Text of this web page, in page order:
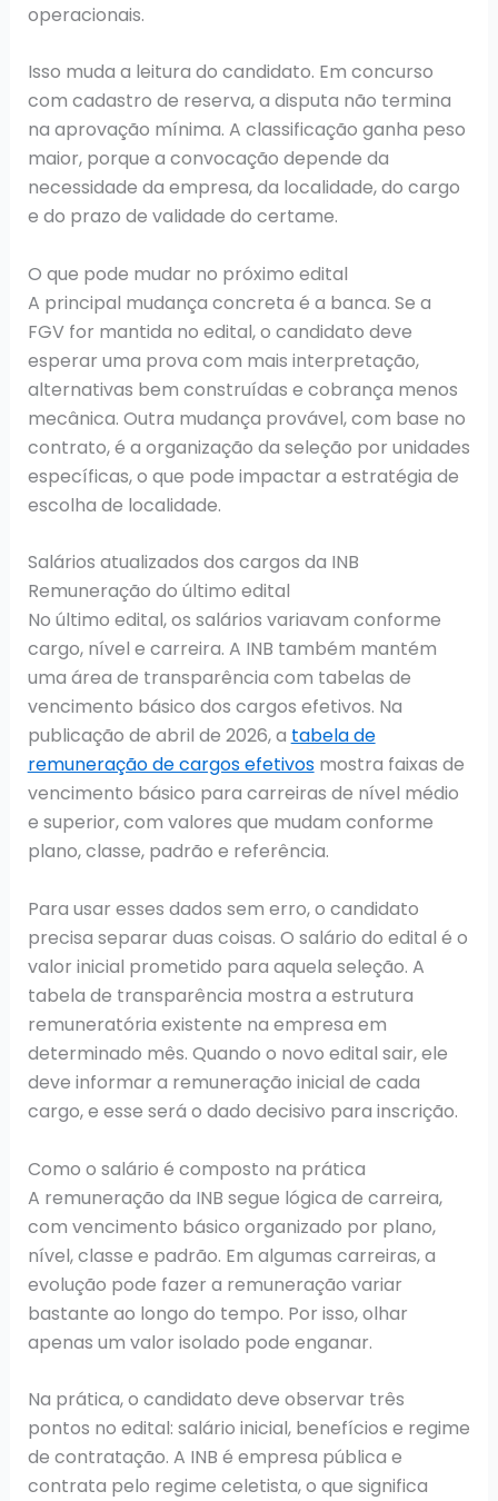
operacionais.
Isso muda a leitura do candidato. Em concurso
com cadastro de reserva, a disputa não termina
na aprovação mínima. A classificação ganha peso
maior, porque a convocação depende da
necessidade da empresa, da localidade, do cargo
e do prazo de validade do certame.
O que pode mudar no próximo edital
A principal mudança concreta é a banca. Se a
FGV for mantida no edital, o candidato deve
esperar uma prova com mais interpretação,
alternativas bem construídas e cobrança menos
mecânica. Outra mudança provável, com base no
contrato, é a organização da seleção por unidades
específicas, o que pode impactar a estratégia de
escolha de localidade.
Salários atualizados dos cargos da INB
Remuneração do último edital
No último edital, os salários variavam conforme
cargo, nível e carreira. A INB também mantém
uma área de transparência com tabelas de
vencimento básico dos cargos efetivos. Na
publicação de abril de 2026, a tabela de
remuneração de cargos efetivosmostra faixas de
vencimento básico para carreiras de nível médio
e superior, com valores que mudam conforme
plano, classe, padrão e referência.
Para usar esses dados sem erro, o candidato
precisa separar duas coisas. O salário do edital é o
valor inicial prometido para aquela seleção. A
tabela de transparência mostra a estrutura
remuneratória existente na empresa em
determinado mês. Quando o novo edital sair, ele
deve informar a remuneração inicial de cada
cargo, e esse será o dado decisivo para inscrição.
Como o salário é composto na prática
A remuneração da INB segue lógica de carreira,
com vencimento básico organizado por plano,
nível, classe e padrão. Em algumas carreiras, a
evolução pode fazer a remuneração variar
bastante ao longo do tempo. Por isso, olhar
apenas um valor isolado pode enganar.
Na prática, o candidato deve observar três
pontos no edital: salário inicial, benefícios e regime
de contratação. A INB é empresa pública e
contrata pelo regime celetista, o que significa